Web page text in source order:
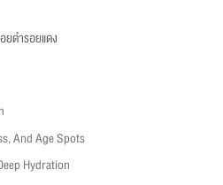
ยดำรอยแดง
And Age Spots
Hydration